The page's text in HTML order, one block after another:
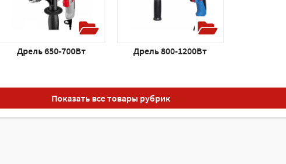
Дрель 650-700Вт Дрель 800-1200Вт
Показать все товары рубрик